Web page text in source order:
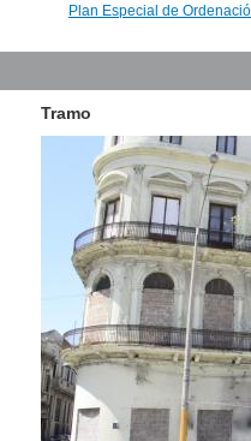
Plan Especial de
Tramo